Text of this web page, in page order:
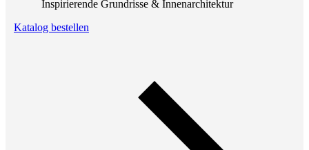
Inspirierende Grundrisse & Innenarchitektur
Katalog bestellen